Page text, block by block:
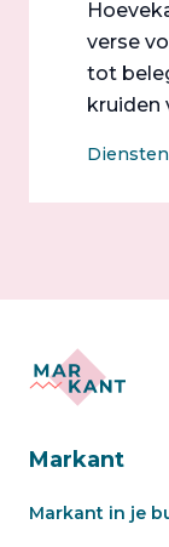
verse
tot
kruiden
Diensten
Markant
Markant in je